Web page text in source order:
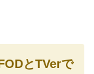
とTVerで